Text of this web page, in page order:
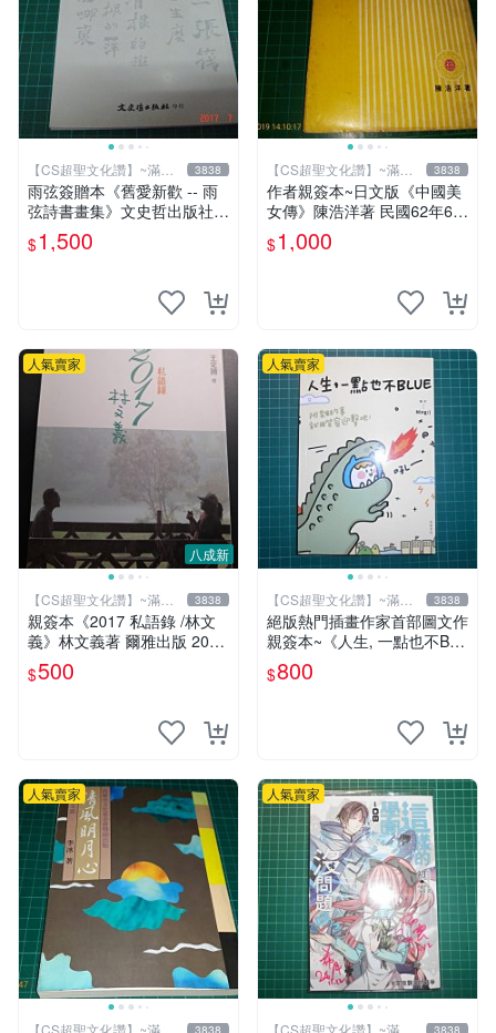
【CS超聖文化讚】~滿千
元送運
3838
雨弦簽贈本《舊愛新歡 -- 雨
弦詩書畫集》文史哲出版社
印 民國85年初版 9成新 【CS
超聖文化讚】
$1,500
【CS超聖文化讚】~滿千
元送運
3838
作者親簽本~日文版《中國美
女傳》陳浩洋著 民國62年6月
出版 【CS超聖文化讚】
$1,000
八成新
人氣賣家
【CS超聖文化讚】~滿千
元送運
3838
親簽本《2017 私語錄 /林文
義》林文義著 爾雅出版 2018
年初版【CS超聖文化讚】
$500
人氣賣家
【CS超聖文化讚】~滿千
元送運
3838
絕版熱門插畫作家首部圖文作
親簽本~《人生, 一點也不BL
UE~阿雜的事就用笑容迎擊
吧！》Ning著/繪 悅知文化
$800
人氣賣家 人氣賣家